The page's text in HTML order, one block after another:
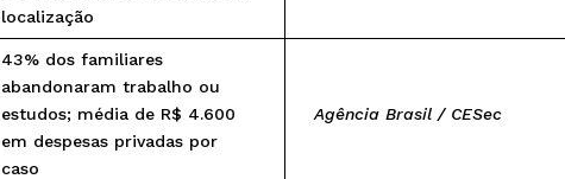
localização
43% dos familiares
abandonaram trabalho ou
estudos; média de R$ 4.600
em despesas privadas por
caso
Agência Brasil / CESec